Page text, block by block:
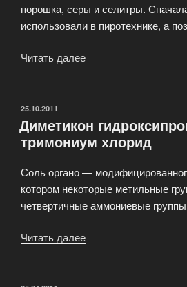
порошка, серы и селитры.
использовали в пиротехнике, а
Читать далее
соединение»
ОПУБЛИКОВАНО
25.10.2011
Диметикон
тримониум хлорид
Соль органо —
котором некоторые метильные
четвертичные аммониевые
Читать далее